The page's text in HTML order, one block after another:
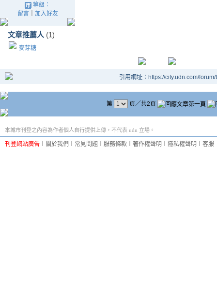
等級：
留言｜ 加入好友
文章推薦人 (1)
麥芽糖
引用網址：https://city.udn.com/
第 頁／共2頁
本城市刊登之內容為作者個人自行提供上傳，不代表 udn 立場。
刊登網站廣告 關於我們 常見問題 服務條款 著作權聲明 隱私權聲明 客服